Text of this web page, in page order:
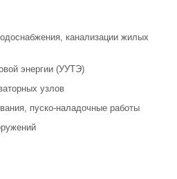
канализации жилых
энергии (УУТЭ)
узлов
пуско-наладочные работы